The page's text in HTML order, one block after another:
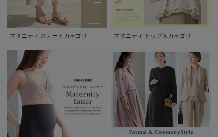
マタニティ スカートカテゴリ マタニティ トップスカテゴリ